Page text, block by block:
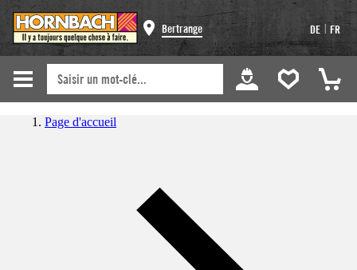
Bertrange DE | FR
Page d'accueil